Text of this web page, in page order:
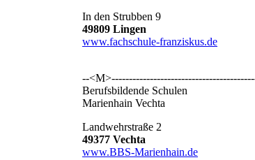
In den Strubben 9
49809 Lingen
www.fachschule-franziskus.de
--
Berufsbildende Schulen
Marienhain Vechta
Landwehrstraße 2
49377 Vechta
www.BBS-Marienhain.de